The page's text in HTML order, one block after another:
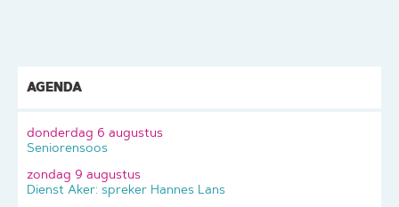
AGENDA
donderdag 6 augustus
Seniorensoos
zondag 9 augustus
Dienst Aker: spreker Hannes Lans